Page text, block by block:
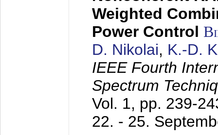
Weighted
Power Control
D. Nikolai, K.-D.
IEEE Fourth
Spectrum
Vol. 1, pp. 239-
22. - 25.